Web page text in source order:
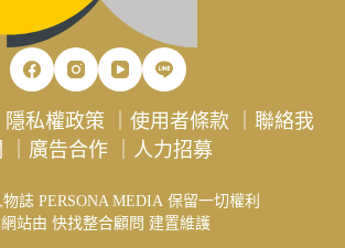
隱私權政策 ｜使用者條款 ｜聯絡我
廣告合作｜ 人力招募
誌 PERSONA MEDIA 保留一切權利
站由 快找整合顧問 建置維護